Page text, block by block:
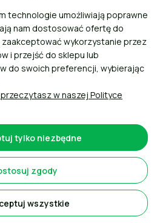
wersję strony
technologie umożliwiają poprawne
nam dostosować ofertę do
wykorzystanie przez
i przejść do sklepu lub
do swoich preferencji, wybierając
w naszej Polityce
tylko niezbędne
zgody
wszystkie